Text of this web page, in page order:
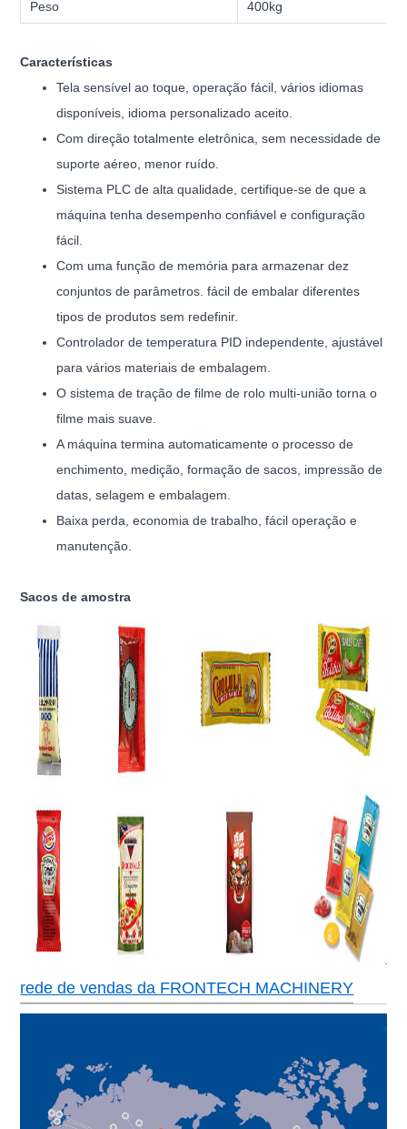
Peso 400kg
Características
Tela sensível ao toque, operação fácil, vários idiomas
disponíveis, idioma personalizado aceito.
Com direção totalmente eletrônica, sem necessidade de
suporte aéreo, menor ruído.
Sistema PLC de alta qualidade, certifique-se de que a
máquina tenha desempenho confiável e configuração
fácil.
Com uma função de memória para armazenar dez
conjuntos de parâmetros. fácil de embalar diferentes
tipos de produtos sem redefinir.
Controlador de temperatura PID independente, ajustável
para vários materiais de embalagem.
O sistema de tração de filme de rolo multi-união torna o
filme mais suave.
A máquina termina automaticamente o processo de
enchimento, medição, formação de sacos, impressão de
datas, selagem e embalagem.
Baixa perda, economia de trabalho, fácil operação e
manutenção.
Sacos de amostra
rede de vendas da FRONTECH MACHINERY